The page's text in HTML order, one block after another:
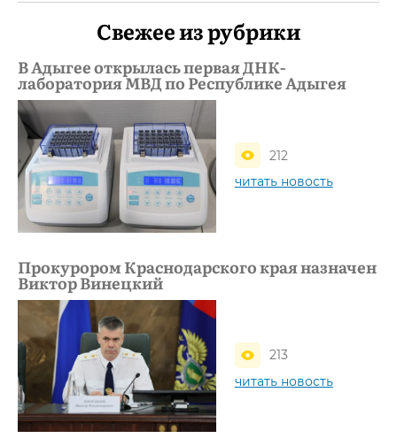
Свежее из рубрики
В Адыгее открылась первая ДНК-
лаборатория МВД по Республике Адыгея
212
читать новость
Прокурором Краснодарского края назначен
Виктор Винецкий
213
читать новость